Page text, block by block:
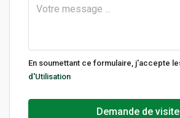
En soumettant ce formulaire, j'accepte
d'Utilisation
Demande de visite